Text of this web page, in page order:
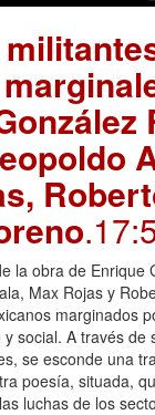
la obra de Enrique
Max Rojas y
marginados
social. A través de
se esconde una
poesía, situada,
luchas de los